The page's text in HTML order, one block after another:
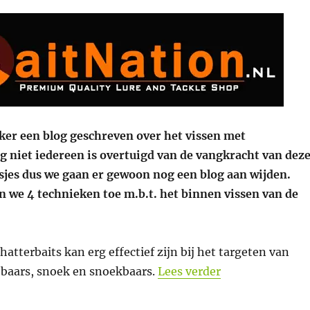
een blog geschreven over het vissen met
niet iedereen is overtuigd van de vangkracht van deze
dus we gaan er gewoon nog een blog aan wijden.
we 4 technieken toe m.b.t. het binnen vissen van de
kan erg effectief zijn bij het targeten van
snoek en snoekbaars.Lees verder